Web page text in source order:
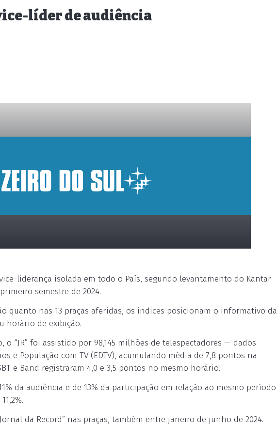
vice-líder de audiência
liderança isolada em todo o País, segundo levantamento do Kantar
semestre de 2024.
quanto nas 13 praças aferidas, os índices posicionam o informativo da
horário de exibição.
“JR” foi assistido por 98,145 milhões de telespectadores — dados
e População com TV (EDTV), acumulando média de 7,8 pontos na
e Band registraram 4,0 e 3,5 pontos no mesmo horário.
da audiência e de 13% da participação em relação ao mesmo período
da Record” nas praças, também entre janeiro de junho de 2024.